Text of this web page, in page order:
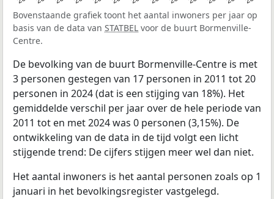
Bovenstaande grafiek toont het aantal inwoners per jaar op
basis van de data van STATBEL voor de buurt Bormenville-
Centre.
De bevolking van de buurt Bormenville-Centre is met
3 personen gestegen van 17 personen in 2011 tot 20
personen in 2024 (dat is een stijging van 18%). Het
gemiddelde verschil per jaar over de hele periode van
2011 tot en met 2024 was 0 personen (3,15%). De
ontwikkeling van de data in de tijd volgt een licht
stijgende trend: De cijfers stijgen meer wel dan niet.
Het aantal inwoners is het aantal personen zoals op 1
januari in het bevolkingsregister vastgelegd.